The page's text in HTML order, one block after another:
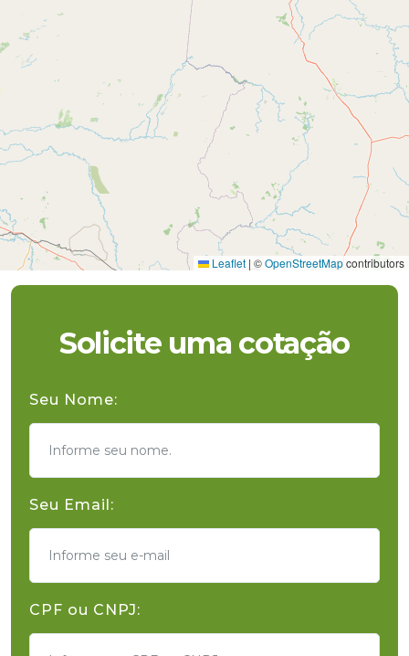
Leaflet | ©OpenStreetMapcontributors
Solicite uma cotação
Seu Nome:
Seu Email:
CPF ou CNPJ: